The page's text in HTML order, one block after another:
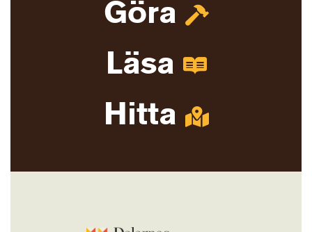
Göra
Läsa
Hitta